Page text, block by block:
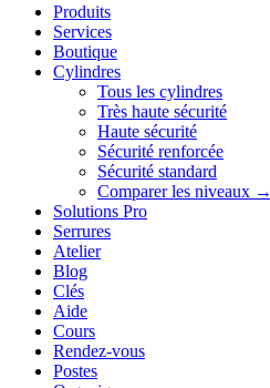
Produits
Services
Boutique
Cylindres
Tous les cylindres
Très haute sécurité
Haute sécurité
Sécurité renforcée
Sécurité standard
Comparer les niveaux →
Solutions Pro
Serrures
Atelier
Blog
Clés
Aide
Cours
Rendez-vous
Postes